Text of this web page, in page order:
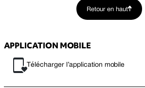
Retour en haut
APPLICATION MOBILE
Télécharger l’application mobile